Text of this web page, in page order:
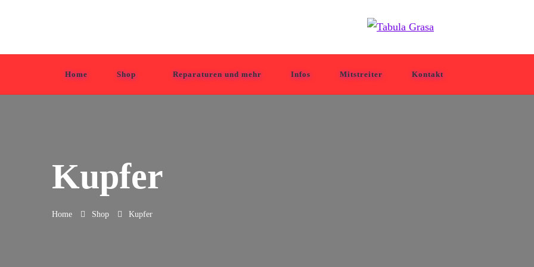
Tabula Grasa
Home Shop Reparaturen und mehr Infos Mitstreiter Kontakt
Kupfer
Home Shop Kupfer